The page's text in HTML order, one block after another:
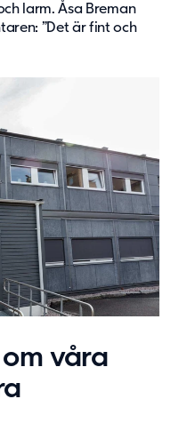
larm. Åsa Breman
”Det är fint och
våra